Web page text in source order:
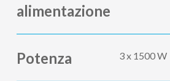
alimentazione
Potenza 3 x 1500 W